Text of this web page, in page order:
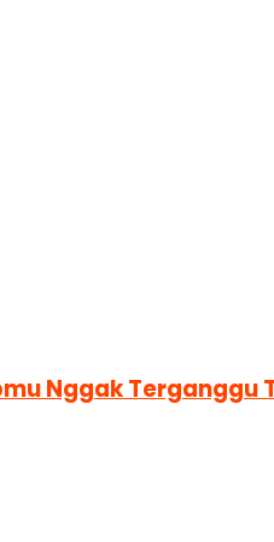
Nggak Terganggu